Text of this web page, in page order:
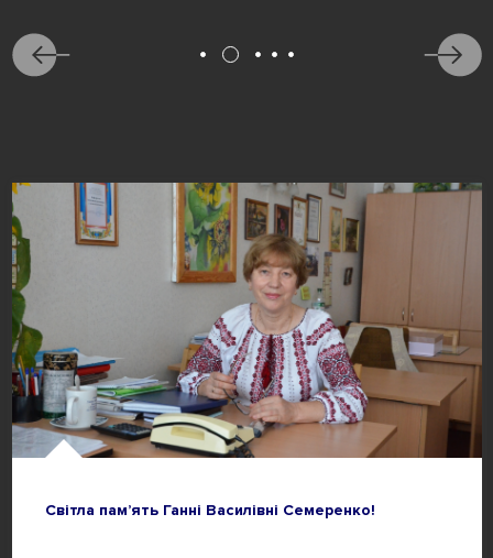
Світла пам’ять Ганні Василівні Семеренко!